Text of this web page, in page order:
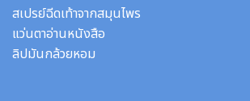
สเปรย์ฉีดเท้าจากสมุนไพร
แว่นตาอ่านหนังสือ
ลิปมันกล้วยหอม